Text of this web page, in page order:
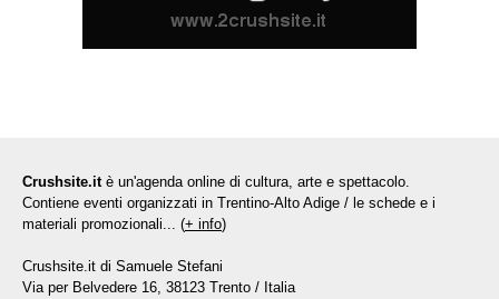
Crushsite.it è un'agenda online di cultura, arte e spettacolo.
Contiene eventi organizzati in Trentino-Alto Adige / le schede e i
materiali promozionali... (+ info)
Crushsite.it di Samuele Stefani
Via per Belvedere 16, 38123 Trento / Italia